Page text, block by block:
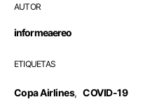
AUTOR
informeaereo
ETIQUETAS
Copa Airlines, COVID-19